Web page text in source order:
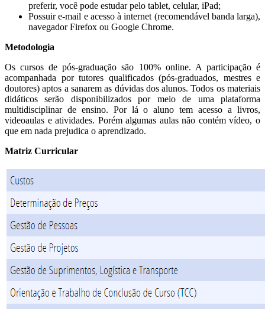
preferir, você pode estudar pelo tablet, celular, iPad;
Possuir e-mail e acesso à internet (recomendável banda larga),
navegador Firefox ou Google Chrome.
Metodologia
Os cursos de pós-graduação são 100% online. A participação é
acompanhada por tutores qualificados (pós-graduados, mestres e
doutores) aptos a sanarem as dúvidas dos alunos. Todos os materiais
didáticos serão disponibilizados por meio de uma plataforma
multidisciplinar de ensino. Por lá o aluno tem acesso a livros,
videoaulas e atividades. Porém algumas aulas não contém vídeo, o
que em nada prejudica o aprendizado.
Matriz Curricular